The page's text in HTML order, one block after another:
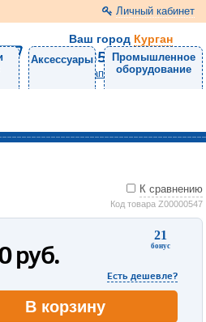
Личный кабинет
Ваш город Курган
8 (3522) 46-05-10
Напишите нам
Аксессуары
Промышленное
оборудование
К сравнению
Код товара Z00000547
21
бонус
руб.
Есть дешевле?
В корзину